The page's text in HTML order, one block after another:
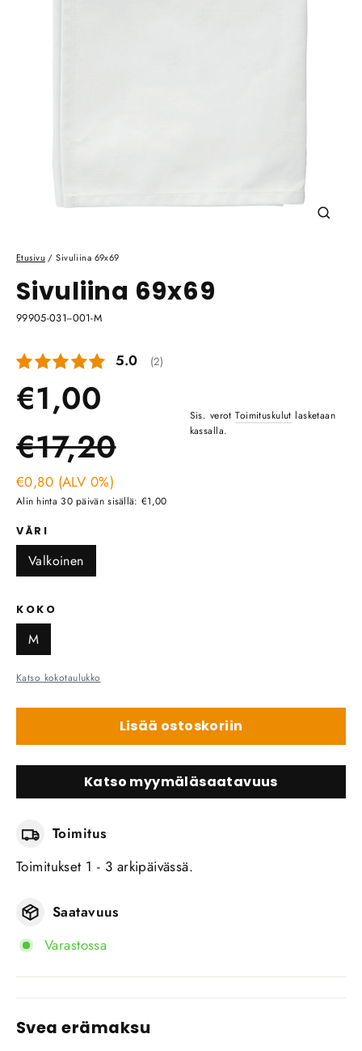
Etusivu / Sivuliina 69x69
Sivuliina 69x69
99905-031--001-M
Keskimääräinen luokitus:
5.0 (äänet:
2)
€1,00
hinta
€17,20
Sis. verotToimituskulut lasketaan
kassalla.
€0,80 (ALV 0%)
Alin hinta 30 päivän sisällä: €1,00
VÄRI
Valkoinen
KOKO
M
Katso kokotaulukko
Lisää ostoskoriin
Katso myymäläsaatavuus
Toimitus
Toimitukset 1 - 3 arkipäivässä.
Saatavuus
Varastossa
Svea erämaksu